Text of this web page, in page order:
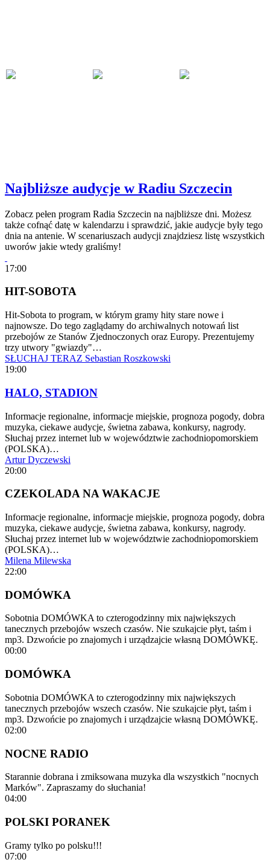
Najbliższe audycje w Radiu Szczecin
Zobacz pełen program Radia Szczecin na najbliższe dni. Możesz
także cofnąć datę w kalendarzu i sprawdzić, jakie audycje były tego
dnia na antenie. W scenariuszach audycji znajdziesz listę wszystkich
uworów jakie wtedy graliśmy!
17:00
HIT-SOBOTA
Hit-Sobota to program, w którym gramy hity stare nowe i
najnowsze. Do tego zaglądamy do archiwalnych notowań list
przebojów ze Stanów Zjednoczonych oraz Europy. Prezentujemy
trzy utwory "gwiazdy"…
SŁUCHAJ TERAZ Sebastian Roszkowski
19:00
HALO, STADION
Informacje regionalne, informacje miejskie, prognoza pogody, dobra
muzyka, ciekawe audycje, świetna zabawa, konkursy, nagrody.
Słuchaj przez internet lub w województwie zachodniopomorskiem
(POLSKA)…
Artur Dyczewski
20:00
CZEKOLADA NA WAKACJE
Informacje regionalne, informacje miejskie, prognoza pogody, dobra
muzyka, ciekawe audycje, świetna zabawa, konkursy, nagrody.
Słuchaj przez internet lub w województwie zachodniopomorskiem
(POLSKA)…
Milena Milewska
22:00
DOMÓWKA
Sobotnia DOMÓWKA to czterogodzinny mix największych
tanecznych przebojów wszech czasów. Nie szukajcie płyt, taśm i
mp3. Dzwońcie po znajomych i urządzajcie własną DOMÓWKĘ.
00:00
DOMÓWKA
Sobotnia DOMÓWKA to czterogodzinny mix największych
tanecznych przebojów wszech czasów. Nie szukajcie płyt, taśm i
mp3. Dzwońcie po znajomych i urządzajcie własną DOMÓWKĘ.
02:00
NOCNE RADIO
Starannie dobrana i zmiksowana muzyka dla wszystkich "nocnych
Marków". Zapraszamy do słuchania!
04:00
POLSKI PORANEK
Gramy tylko po polsku!!!
07:00